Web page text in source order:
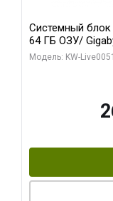
Системный блок
64 ГБ ОЗУ/
256bit 2xDP 2xH/
Модель: KW-Live0051